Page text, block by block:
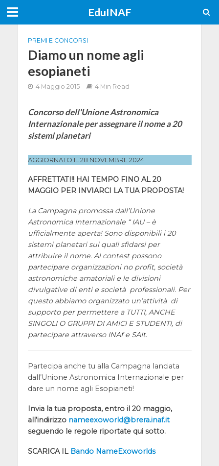
EduINAF
PREMI E CONCORSI
Diamo un nome agli
esopianeti
4 Maggio 2015 4 Min Read
Concorso dell'Unione Astronomica
Internazionale per assegnare il nome a 20
sistemi planetari
AGGIORNATO IL 28 NOVEMBRE 2024
AFFRETTATI!! HAI TEMPO FINO AL 20
MAGGIO PER INVIARCI LA TUA PROPOSTA!
La Campagna promossa dall’Unione
Astronomica Internazionale “ IAU – è
ufficialmente aperta! Sono disponibili i 20
sistemi planetari sui quali sfidarsi per
attribuire il nome. Al contest possono
partecipare organizzazioni no profit, società
astronomiche amatoriali e le divisioni
divulgative di enti e società professionali. Per
questo abbiamo organizzato un’attività di
supporto per permettere a TUTTI, ANCHE
SINGOLI O GRUPPI DI AMICI E STUDENTI, di
partecipare attraverso INAf e SAIt.
Partecipa anche tu alla Campagna lanciata
dall’Unione Astronomica Internazionale per
dare un nome agli Esopianeti!
Invia la tua proposta, entro il 20 maggio,
all’indirizzo nameexoworld@brera.inaf.it
seguendo le regole riportate qui sotto.
SCARICA IL Bando NameExoworlds